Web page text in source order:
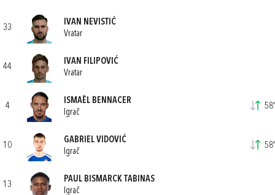
33
IVAN NEVISTIĆ
Vratar
44
IVAN FILIPOVIĆ
Vratar
4
ISMAËL BENNACER
Igrač
58'
10
GABRIEL VIDOVIĆ
Igrač
58'
13
PAUL BISMARCK TABINAS
Igrač